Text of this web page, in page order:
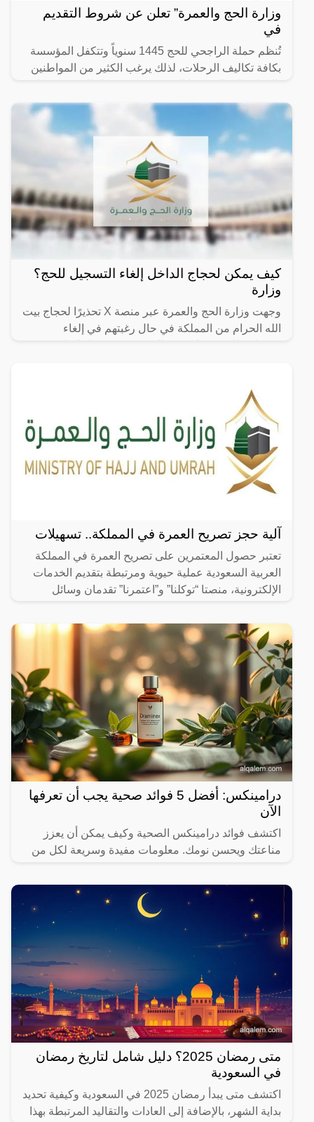
وزارة الحج والعمرة” تعلن عن شروط التقديم
في
تُنظم حملة الراجحي للحج 1445 سنوياً وتتكفل المؤسسة
بكافة تكاليف الرحلات، لذلك يرغب الكثير من المواطنين
تقديم
كيف يمكن لحجاج الداخل إلغاء التسجيل للحج؟
وزارة
وجهت وزارة الحج والعمرة عبر منصة X تحذيرًا لحجاج بيت
الله الحرام من المملكة في حال رغبتهم في إلغاء
آلية حجز تصريح العمرة في المملكة.. تسهيلات
تعتبر حصول المعتمرين على تصريح العمرة في المملكة
العربية السعودية عملية حيوية ومرتبطة بتقديم الخدمات
الإلكترونية، منصتا “توكلنا” و”اعتمرنا” تقدمان وسائل
درامينكس: أفضل 5 فوائد صحية يجب أن تعرفها
الآن
اكتشف فوائد درامينكس الصحية وكيف يمكن أن يعزز
مناعتك ويحسن نومك. معلومات مفيدة وسريعة لكل من
متى رمضان 2025؟ دليل شامل لتاريخ رمضان
في السعودية
اكتشف متى يبدأ رمضان 2025 في السعودية وكيفية تحديد
بداية الشهر، بالإضافة إلى العادات والتقاليد المرتبطة بهذا